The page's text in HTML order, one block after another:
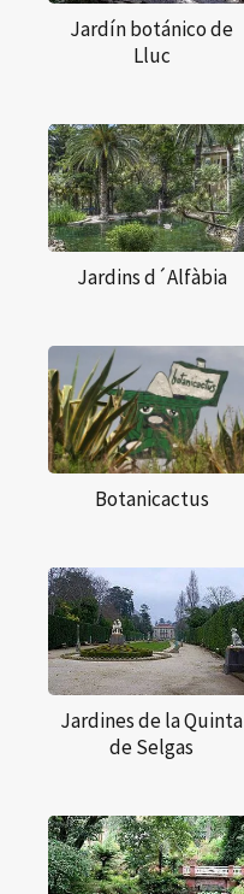
Jardín botánico de
Lluc
Jardins d´Alfàbia
Botanicactus
Jardines de la Quinta
de Selgas